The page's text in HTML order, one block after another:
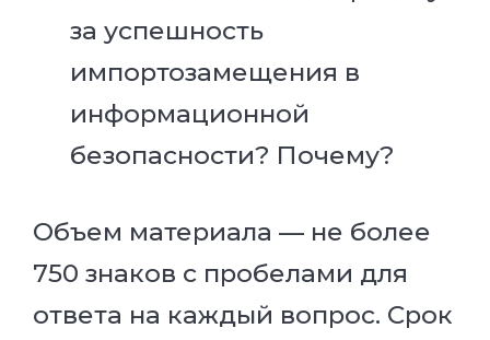
за успешность
импортозамещения в
информационной
безопасности? Почему?
Объем материала — не более
750 знаков с пробелами для
ответа на каждый вопрос. Срок